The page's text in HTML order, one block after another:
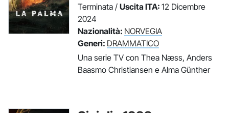
Terminata / Uscita ITA: 12 Dicembre
2024
Nazionalità: NORVEGIA
Generi: DRAMMATICO
Una serie TV con Thea Næss, Anders
Baasmo Christiansen e Alma Günther